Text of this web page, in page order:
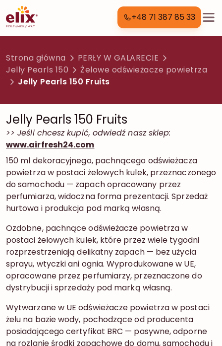
+48 71 387 85 33
Strona główna
PERŁY W GALARECIE
Jelly Pearls 150
Żelowe odświeżacze powietrza
Jelly Pearls 150 Fruits
Jelly Pearls 150 Fruits
>> Jeśli chcesz kupić, odwiedź nasz sklep:
www.airfresh24.com
150 ml dekoracyjnego, pachnącego odświeżacza
powietrza w postaci żelowych kulek, przeznaczonego
do samochodu — zapach opracowany przez
perfumiarza, widoczna forma prezentacji. Sprzedaż
hurtowa i produkcja pod marką własną.
Ozdobne, pachnące odświeżacze powietrza w
postaci żelowych kulek, które przez wiele tygodni
rozprzestrzeniają delikatny zapach — bez użycia
sprayu, wtyczki ani ognia. Wyprodukowane w UE,
opracowane przez perfumiarzy, przeznaczone do
dystrybucji i sprzedaży pod marką własną.
Wytwarzane w UE odświeżacze powietrza w postaci
żelu na bazie wody, pochodzące od producenta
posiadającego certyfikat BRC — pasywne, odporne
na rozlanie środki zapachowe do domu, samochodu i